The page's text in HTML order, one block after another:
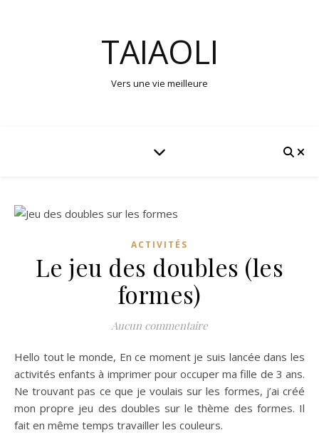
TAIAOLI
Vers une vie meilleure
ACTIVITÉS
Le jeu des doubles (les
formes)
Aucun commentaire
Hello tout le monde, En ce moment je suis lancée dans les
activités enfants à imprimer pour occuper ma fille de 3 ans.
Ne trouvant pas ce que je voulais sur les formes, j’ai créé
mon propre jeu des doubles sur le thème des formes. Il
fait en même temps travailler les couleurs.